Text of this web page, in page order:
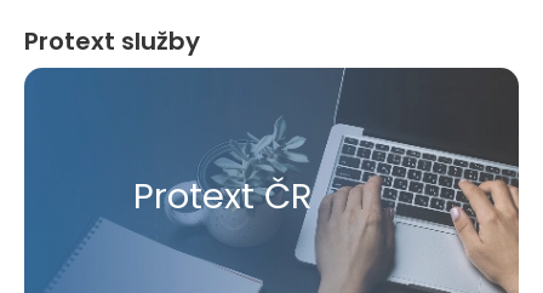
Protext služby
Protext ČR